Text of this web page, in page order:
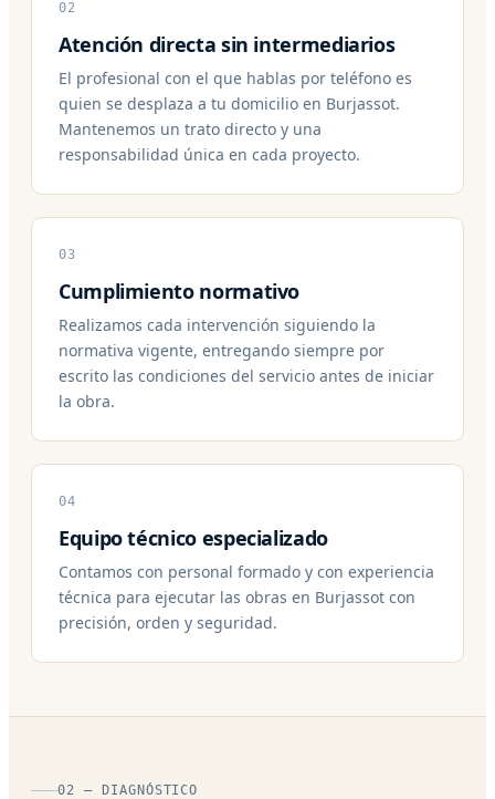
02
Atención directa sin intermediarios
El profesional con el que hablas por teléfono es
quien se desplaza a tu domicilio en Burjassot.
Mantenemos un trato directo y una
responsabilidad única en cada proyecto.
03
Cumplimiento normativo
Realizamos cada intervención siguiendo la
normativa vigente, entregando siempre por
escrito las condiciones del servicio antes de iniciar
la obra.
04
Equipo técnico especializado
Contamos con personal formado y con experiencia
técnica para ejecutar las obras en Burjassot con
precisión, orden y seguridad.
02 — DIAGNÓSTICO